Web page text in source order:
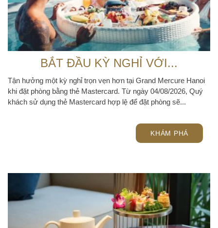
BẮT ĐẦU KỲ NGHỈ VỚI...
Tận hưởng một kỳ nghỉ trọn vẹn hơn tại Grand Mercure Hanoi
khi đặt phòng bằng thẻ Mastercard. Từ ngày 04/08/2026, Quý
khách sử dụng thẻ Mastercard hợp lệ để đặt phòng sẽ...
KHÁM PHÁ